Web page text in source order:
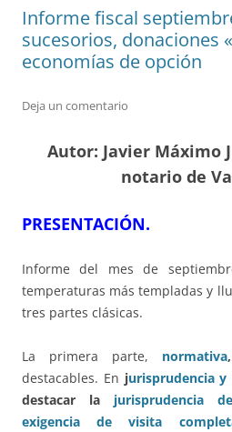
Informe fiscal
sucesorios, donaciones
economías de opción
Deja un comentario
Autor: Javier Máximo
notario de
PRESENTACIÓN.
Informe del mes de
temperaturas más templadas y
tres partes clásicas.
La primera parte, normativa,
destacables. En jurisprudencia
destacar la jurisprudencia
exigencia de visita